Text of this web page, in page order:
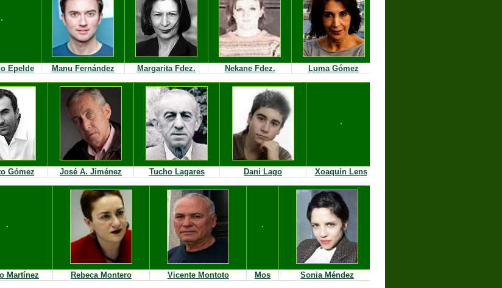
Epelde Manu Fernández Margarita Fdez. Nekane Fdez. Luma Gómez
Gómez José A. Jiménez Tucho Lagares Dani Lago Xoaquín Lens
Martínez Rebeca Montero Vicente Montoto Mos Sonia Méndez